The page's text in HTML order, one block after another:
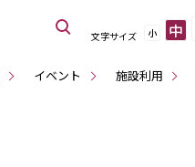
イベント 施設利用
文字サイズ 小 中